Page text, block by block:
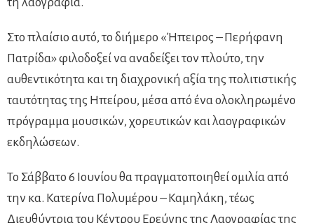
Στο πλαίσιο αυτό, το διήμερο «Ήπειρος – Περήφανη
Πατρίδα» φιλοδοξεί να αναδείξει τον πλούτο, την
αυθεντικότητα και τη διαχρονική αξία της πολιτιστικής
ταυτότητας της Ηπείρου, μέσα από ένα ολοκληρωμένο
πρόγραμμα μουσικών, χορευτικών και λαογραφικών
εκδηλώσεων.
Το Σάββατο 6 Ιουνίου θα πραγματοποιηθεί ομιλία από
την κα. Κατερίνα Πολυμέρου – Καμηλάκη, τέως
Διευθύντρια του Κέντρου Ερεύνης της Λαογραφίας της